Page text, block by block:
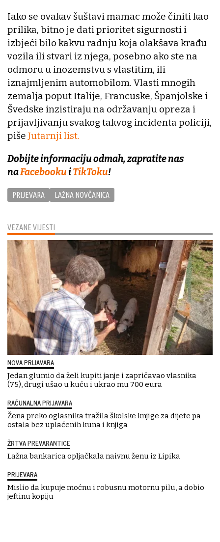
VEZANE VIJESTI
NOVA PRIJAVARA
Jedan glumio da želi kupiti janje i zapričavao vlasnika
(75), drugi ušao u kuću i ukrao mu 700 eura
RAČUNALNA PRIJAVARA
Žena preko oglasnika tražila školske knjige za dijete pa
ostala bez uplaćenih kuna i knjiga
ŽRTVA PREVARANTICE
Lažna bankarica opljačkala naivnu ženu iz Lipika
PRIJEVARA
Mislio da kupuje moćnu i robusnu motornu pilu, a dobio
jeftinu kopiju
Iako se ovakav šuštavi mamac može činiti kao
prilika, bitno je dati prioritet sigurnosti i
izbjeći bilo kakvu radnju koja olakšava krađu
vozila ili stvari iz njega, posebno ako ste na
odmoru u inozemstvu s vlastitim, ili
iznajmljenim automobilom. Vlasti mnogih
zemalja poput Italije, Francuske, Španjolske i
Švedske inzistiraju na održavanju opreza i
prijavljivanju svakog takvog incidenta policiji,
piše Jutarnji list.
Dobijte informaciju odmah, zapratite nas
naFacebookuiTikToku!
PRIJEVARA LAŽNA NOVČANICA